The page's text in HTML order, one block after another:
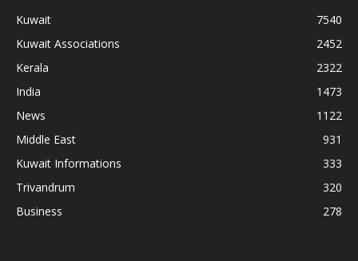
Kuwait
7540
Kuwait Associations
2452
Kerala
2322
India
1473
News
1122
Middle East
931
Kuwait Informations
333
Trivandrum
320
Business
278